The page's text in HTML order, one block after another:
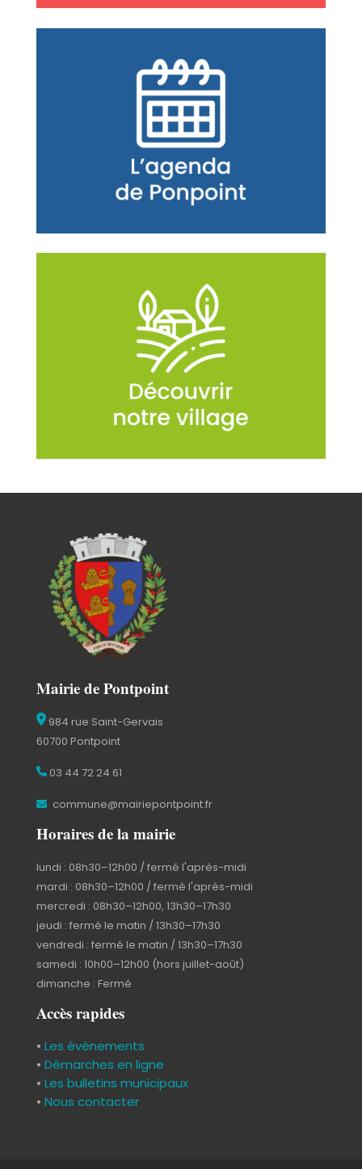
Mairie de Pontpoint
984 rue Saint-Gervais
60700 Pontpoint
03 44 72 24 61
commune@mairiepontpoint.fr
Horaires de la mairie
lundi : 08h30–12h00 / fermé l'après-midi
mardi : 08h30–12h00 / fermé l'après-midi
mercredi : 08h30–12h00, 13h30–17h30
jeudi : fermé le matin / 13h30–17h30
vendredi : fermé le matin / 13h30–17h30
samedi : 10h00–12h00 (hors juillet-août)
dimanche : Fermé
Accès rapides
• Les évènements
• Démarches en ligne
• Les bulletins municipaux
• Nous contacter